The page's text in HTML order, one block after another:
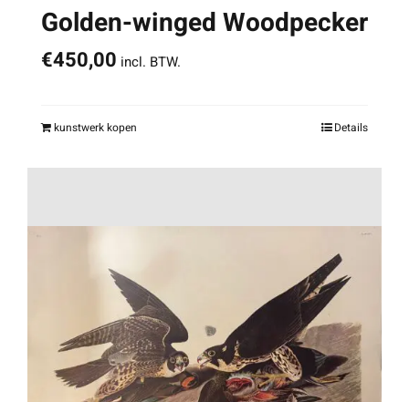
Golden-winged Woodpecker
€450,00 incl. BTW.
kunstwerk kopen Details